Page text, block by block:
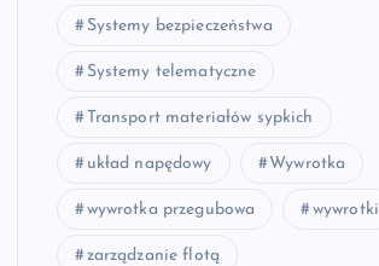
Systemy bezpieczeństwa
Systemy telematyczne
Transport materiałów sypkich
układ napędowy Wywrotka
wywrotka przegubowa wywrotki
zarządzanie flotą